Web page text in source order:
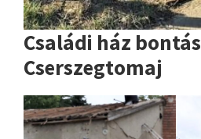
Családi ház bontás
Cserszegtomaj